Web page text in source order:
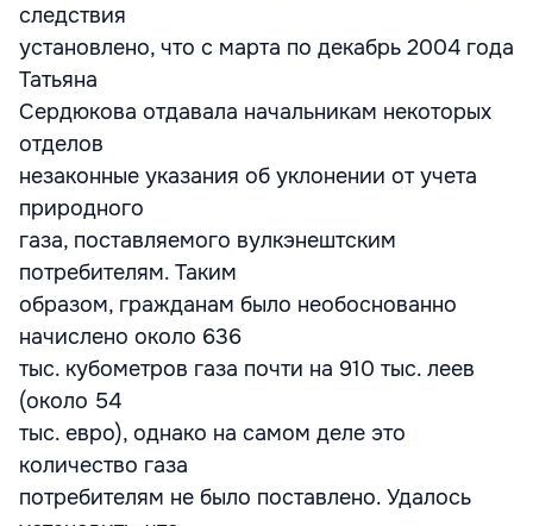
следствия
установлено, что с марта по декабрь 2004 года
Татьяна
Сердюкова отдавала начальникам некоторых
отделов
незаконные указания об уклонении от учета
природного
газа, поставляемого вулкэнештским
потребителям. Таким
образом, гражданам было необоснованно
начислено около 636
тыс. кубометров газа почти на 910 тыс. леев
(около 54
тыс. евро), однако на самом деле это
количество газа
потребителям не было поставлено. Удалось